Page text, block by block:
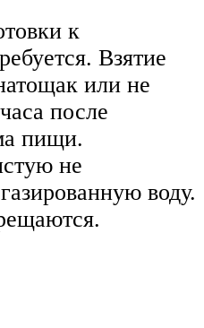
к
Взятие
или не
после
пищи.
не
воду.